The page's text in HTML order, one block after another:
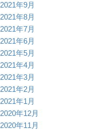
2021年9月
2021年8月
2021年7月
2021年6月
2021年5月
2021年4月
2021年3月
2021年2月
2021年1月
2020年12月
2020年11月